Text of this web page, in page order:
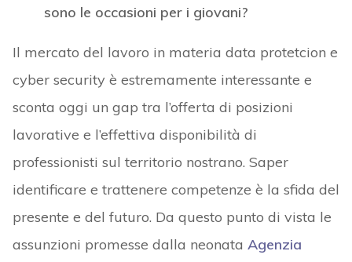
sono le occasioni per i giovani?
Il mercato del lavoro in materia data protetcion e
cyber security è estremamente interessante e
sconta oggi un gap tra l’offerta di posizioni
lavorative e l’effettiva disponibilità di
professionisti sul territorio nostrano. Saper
identificare e trattenere competenze è la sfida del
presente e del futuro. Da questo punto di vista le
assunzioni promesse dalla neonata Agenzia